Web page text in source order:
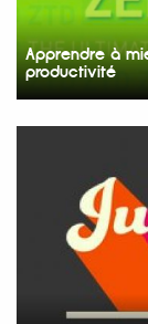
Apprendre à
productivité